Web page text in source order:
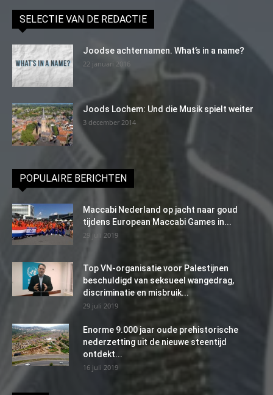
SELECTIE VAN DE REDACTIE
Joodse achternamen. What’s in a name?
22 januari 2016
Joods Lochem: Und die Musik spielt weiter
3 december 2014
POPULAIRE BERICHTEN
Maccabi Nederland op jacht naar goud
tijdens European Maccabi Games in...
29 juli 2019
Top VN-organisatie voor Palestijnen
beschuldigd van seksueel wangedrag,
discriminatie en misbruik...
29 juli 2019
Enorme 9.000 jaar oude prehistorische
nederzetting uit de nieuwe steentijd
ontdekt...
16 juli 2019